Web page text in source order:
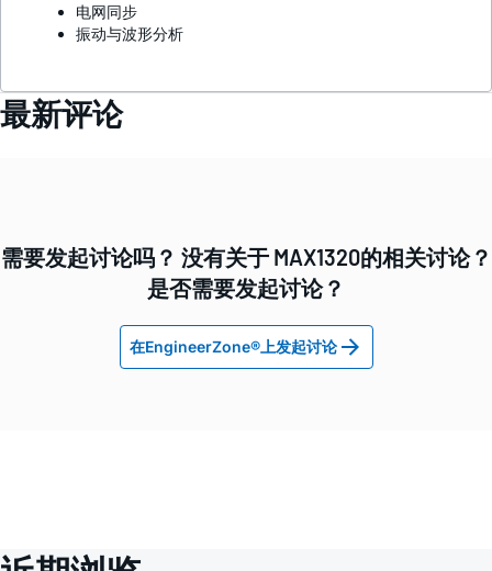
电网同步
振动与波形分析
最新评论
需要发起讨论吗？ 没有关于 MAX1320的相关讨论？
是否需要发起讨论？
在EngineerZone®上发起讨论